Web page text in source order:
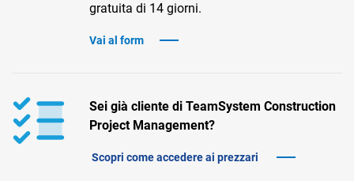
TeamSystem Storegratuita di 14 giorni.
Vai al form
Sei già cliente di TeamSystem Construction
Project Management?
Scopri come accedere ai prezzari